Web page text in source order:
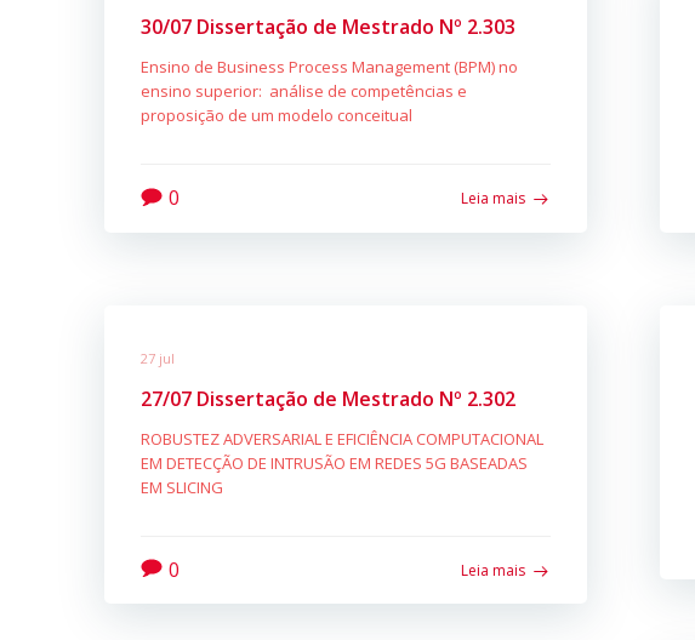
30/07 Dissertação de Mestrado Nº 2.303
Ensino de Business Process Management (BPM) no
ensino superior: análise de competências e
proposição de um modelo conceitual
0 Leia mais
27 jul
27/07 Dissertação de Mestrado Nº 2.302
ROBUSTEZ ADVERSARIAL E EFICIÊNCIA COMPUTACIONAL
EM DETECÇÃO DE INTRUSÃO EM REDES 5G BASEADAS
EM SLICING
0 Leia mais